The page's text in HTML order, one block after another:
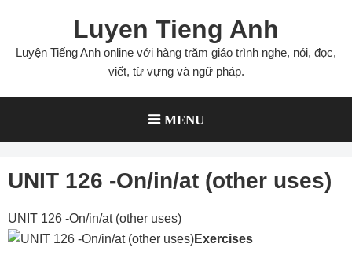
content
Luyen Tieng Anh
Luyện Tiếng Anh online với hàng trăm giáo trình nghe, nói, đọc,
viết, từ vựng và ngữ pháp.
MENU
UNIT 126 -On/in/at (other uses)
UNIT 126 -On/in/at (other uses)
Exercises